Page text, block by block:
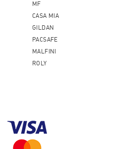
MF
CASA MIA
GILDAN
PACSAFE
MALFINI
ROLY